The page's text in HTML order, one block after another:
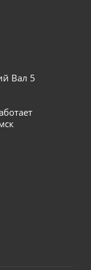
Вал 5